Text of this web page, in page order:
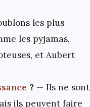
les plus
les pyjamas,
et Aubert
? — Ils ne sont
ils peuvent faire